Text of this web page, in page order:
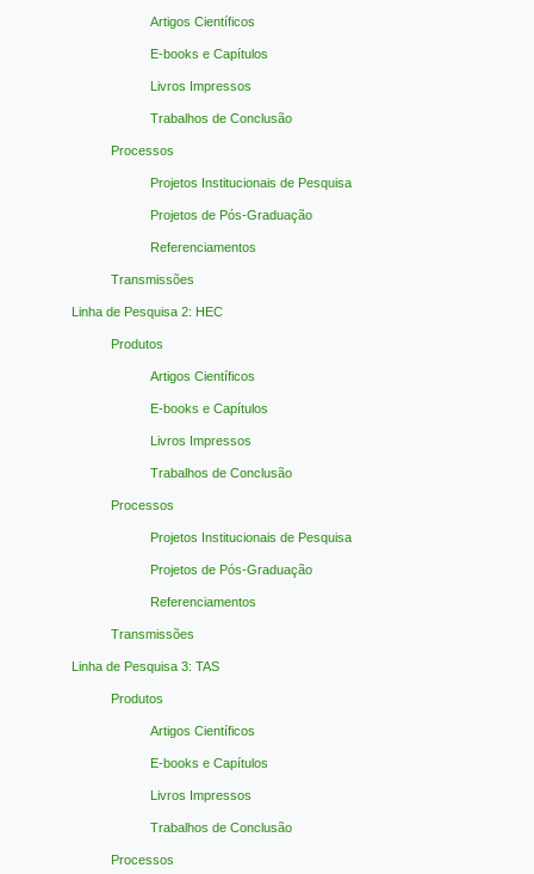
Artigos Científicos
E-books e Capítulos
Livros Impressos
Trabalhos de Conclusão
Processos
Projetos Institucionais de Pesquisa
Projetos de Pós-Graduação
Referenciamentos
Transmissões
Linha de Pesquisa 2: HEC
Produtos
Artigos Científicos
E-books e Capítulos
Livros Impressos
Trabalhos de Conclusão
Processos
Projetos Institucionais de Pesquisa
Projetos de Pós-Graduação
Referenciamentos
Transmissões
Linha de Pesquisa 3: TAS
Produtos
Artigos Científicos
E-books e Capítulos
Livros Impressos
Trabalhos de Conclusão
Processos